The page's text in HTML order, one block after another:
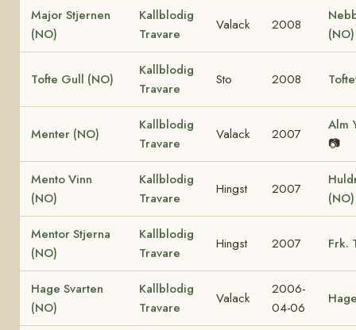
Major Stjernen
(NO)
Kallblodig
Travare
Valack 2008
(NO)
Tofte Gull (NO)
Kallblodig
Travare
Sto 2008
Menter (NO)
Kallblodig
Travare
Valack 2007
Alm
📷
Mento Vinn
(NO)
Kallblodig
Travare
Hingst 2007
(NO)
Mentor Stjerna
(NO)
Kallblodig
Travare
Hingst 2007 Frk.
Hage Svarten
(NO)
Kallblodig
Travare
Valack
2006-
04-06